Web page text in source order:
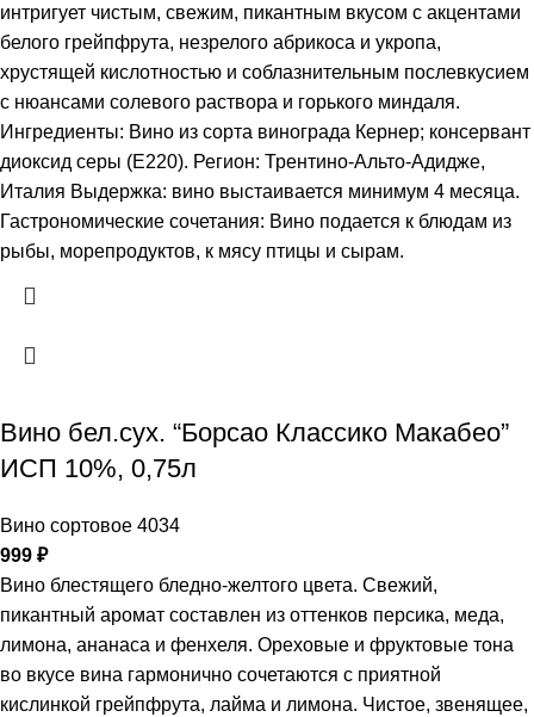
интригует чистым, свежим, пикантным вкусом с акцентами
белого грейпфрута, незрелого абрикоса и укропа,
хрустящей кислотностью и соблазнительным послевкусием
с нюансами солевого раствора и горького миндаля.
Ингредиенты: Вино из сорта винограда Кернер; консервант
диоксид серы (Е220). Регион: Трентино-Альто-Адидже,
Италия Выдержка: вино выстаивается минимум 4 месяца.
Гастрономические сочетания: Вино подается к блюдам из
рыбы, морепродуктов, к мясу птицы и сырам.
Вино бел.сух. “Борсао Классико Макабео”
ИСП 10%, 0,75л
Вино сортовое 4034
999 ₽
Вино блестящего бледно-желтого цвета. Свежий,
пикантный аромат составлен из оттенков персика, меда,
лимона, ананаса и фенхеля. Ореховые и фруктовые тона
во вкусе вина гармонично сочетаются с приятной
кислинкой грейпфрута, лайма и лимона. Чистое, звенящее,